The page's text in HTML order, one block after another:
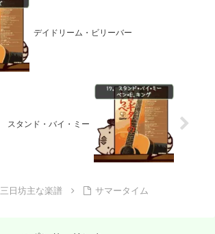
デイドリーム・ビリーバー
スタンド・バイ・ミー
三日坊主な楽譜 サマータイム